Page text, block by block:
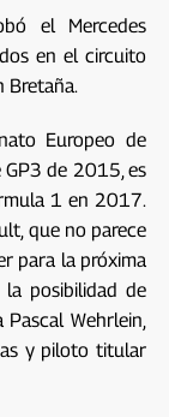
el Mercedes
en el circuito
Bretaña.
Europeo de
de 2015, es
1 en 2017.
que no parece
para la próxima
posibilidad de
Wehrlein,
y piloto titular